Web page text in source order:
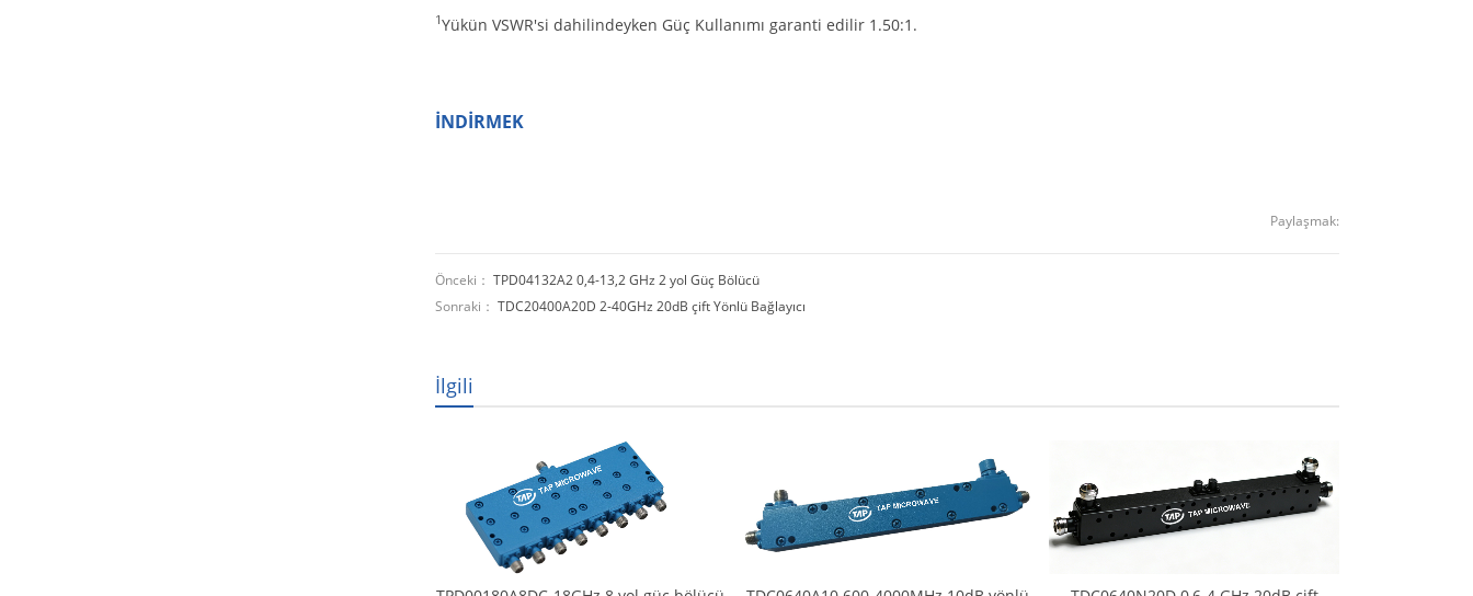
1Yükün VSWR'si dahilindeyken Güç Kullanımı garanti edilir 1.50:1.
İNDİRMEK
Paylaşmak:
Önceki： TPD04132A2 0,4-13,2 GHz 2 yol Güç Bölücü
Sonraki： TDC20400A20D 2-40GHz 20dB çift Yönlü Bağlayıcı
İlgili